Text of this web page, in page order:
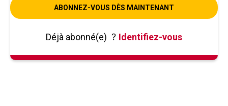
ABONNEZ-VOUS DÈS MAINTENANT
Déjà abonné(e) ? Identifiez-vous